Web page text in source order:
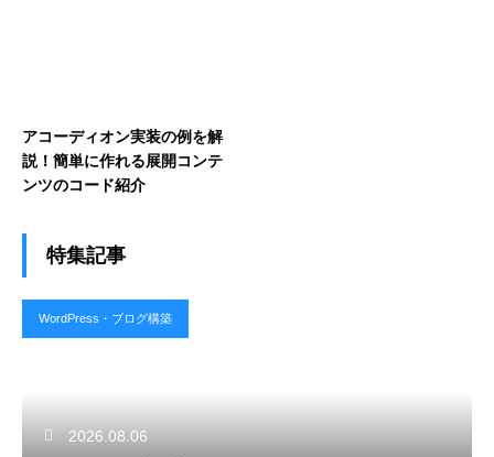
アコーディオン実装の例を解
説！簡単に作れる展開コンテ
ンツのコード紹介
特集記事
WordPress・ブログ構築
2026.08.06